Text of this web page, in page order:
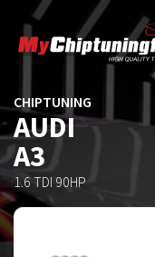
CHIPTUNING
AUDI
A3
1.6 TDI 90HP